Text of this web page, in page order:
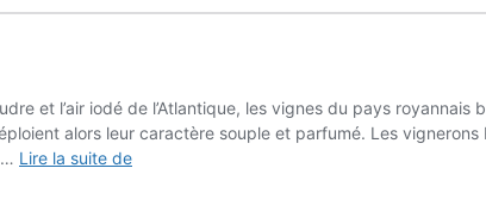
et l’air iodé de l’Atlantique, les vignes du pays
alors leur caractère souple et parfumé. Les vignerons
Lire la suite deChais